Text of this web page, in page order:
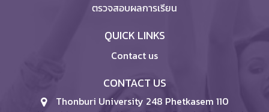
ตรวจสอบผลการเรียน
QUICK LINKS
Contact us
CONTACT US
Thonburi University 248 Phetkasem 110